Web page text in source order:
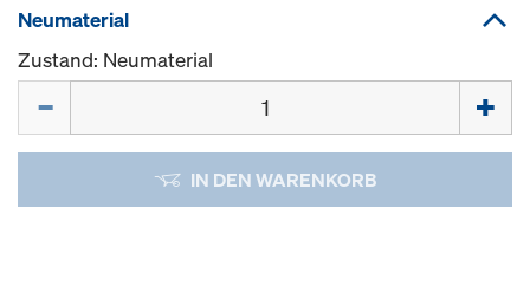
Neumaterial
Zustand: Neumaterial
IN DEN WARENKORB